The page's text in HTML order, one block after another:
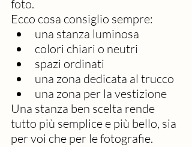
foto.
Ecco cosa consiglio sempre:
una stanza luminosa
colori chiari o neutri
spazi ordinati
una zona dedicata al trucco
una zona per la vestizione
Una stanza ben scelta rende
tutto più semplice e più bello, sia
per voi che per le fotografie.